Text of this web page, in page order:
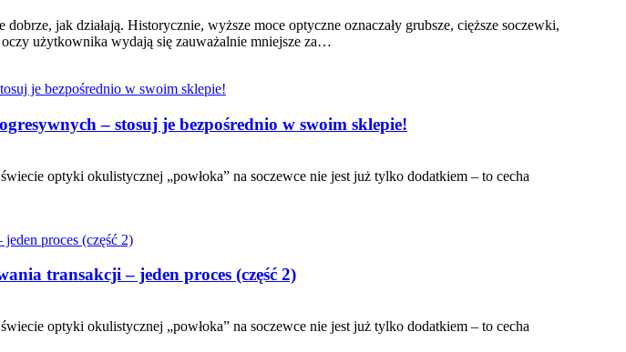
jak działają. Historycznie, wyższe moce optyczne oznaczały grubsze, cięższe soczewki,
użytkownika wydają się zauważalnie mniejsze za…
– stosuj je bezpośrednio w swoim sklepie!
optyki okulistycznej „powłoka” na soczewce nie jest już tylko dodatkiem – to cecha
transakcji – jeden proces (część 2)
optyki okulistycznej „powłoka” na soczewce nie jest już tylko dodatkiem – to cecha